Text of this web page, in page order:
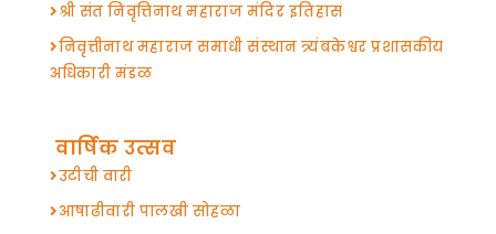
श्री संत निवृत्तिनाथ महाराज मंदिर इतिहास
निवृत्तीनाथ महाराज समाधी संस्थान त्र्यंबकेश्वर प्रशासकीय
अधिकारी मंडळ
वार्षिक उत्सव
उटीची वारी
आषाढीवारी पालखी सोहळा